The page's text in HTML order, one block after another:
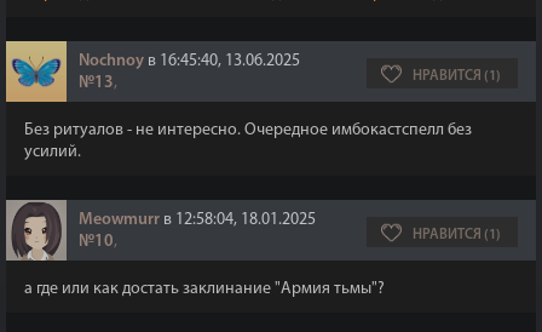
Nochnoy в 16:45:40, 13.06.2025
№13, НРАВИТСЯ (1)
Без ритуалов - не интересно. Очередное имбокастспелл без
усилий.
Meowmurr в 12:58:04, 18.01.2025
№10, НРАВИТСЯ (1)
а где или как достать заклинание "Армия тьмы"?